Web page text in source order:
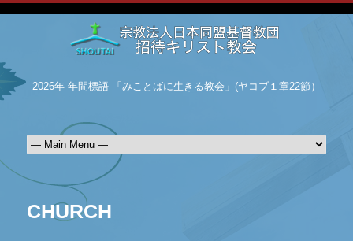
2026年 年間標語 「みことばに生きる教会」(ヤコブ１章22節）
CHURCH